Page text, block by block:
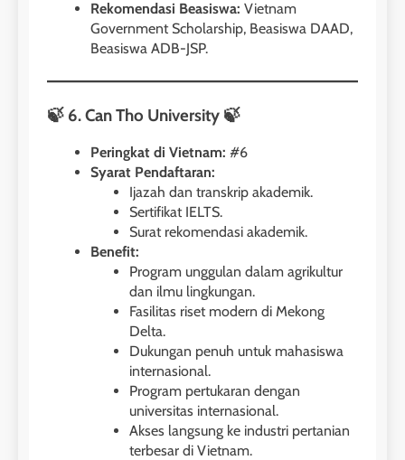
Rekomendasi Beasiswa: Vietnam
Government Scholarship, Beasiswa DAAD,
Beasiswa ADB-JSP.
🍃 6. Can Tho University 🍃
Peringkat di Vietnam: #6
Syarat Pendaftaran:
Ijazah dan transkrip akademik.
Sertifikat IELTS.
Surat rekomendasi akademik.
Benefit:
Program unggulan dalam agrikultur
dan ilmu lingkungan.
Fasilitas riset modern di Mekong
Delta.
Dukungan penuh untuk mahasiswa
internasional.
Program pertukaran dengan
universitas internasional.
Akses langsung ke industri pertanian
terbesar di Vietnam.